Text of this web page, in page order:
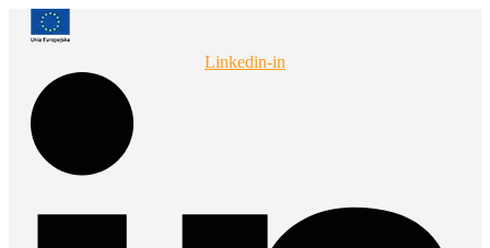
Przejdź
Linkedin-in